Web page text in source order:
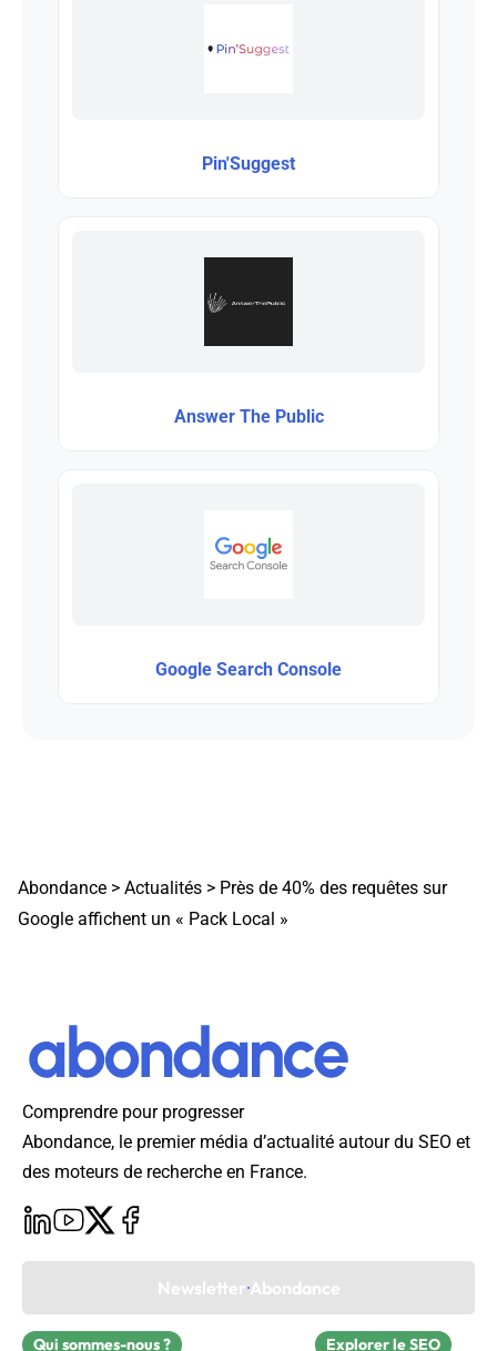
Pin'Suggest
Answer The Public
Google Search Console
Abondance > Actualités > Près de 40% des requêtes sur
Google affichent un « Pack Local »
Comprendre pour progresser
Abondance, le premier média d’actualité autour du SEO et
des moteurs de recherche en France.
Newsletter Abondance
Qui sommes-nous ? Explorer le SEO